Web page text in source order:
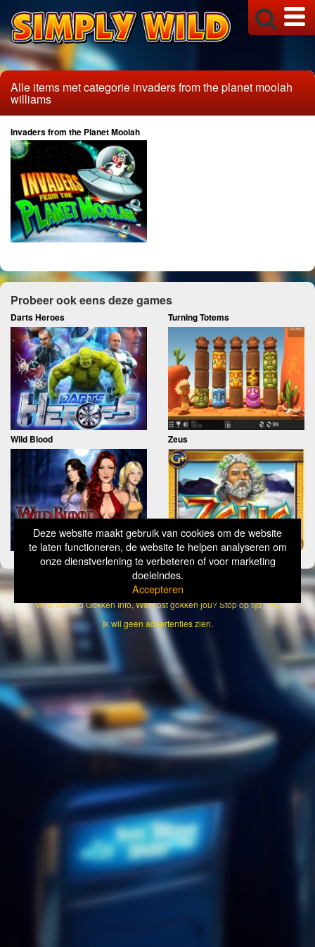
Deze website maakt gebruik van cookies om de website
te laten functioneren, de website te helpen analyseren om
onze dienstverlening te verbeteren of voor marketing
doeleindes.
Accepteren
Alle items met categorie invaders from the planet moolah
williams
Invaders from the Planet Moolah
Probeer ook eens deze games
Darts Heroes Turning Totems
Wild Blood Zeus
CopyrightSimply Wild 2026
Verantwoord Gokken Info, Wat kost gokken jou? Stop op tijd, 18+
Ik wil geen advertenties zien.